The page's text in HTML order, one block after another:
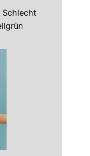
Schlecht